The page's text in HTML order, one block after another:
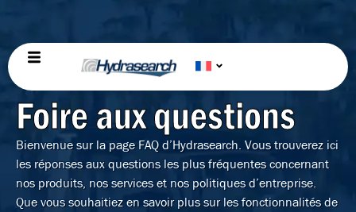
Foire aux questions
Bienvenue sur la page FAQ d’Hydrasearch. Vous trouverez ici
les réponses aux questions les plus fréquentes concernant
nos produits, nos services et nos politiques d’entreprise.
Que vous souhaitiez en savoir plus sur les fonctionnalités de